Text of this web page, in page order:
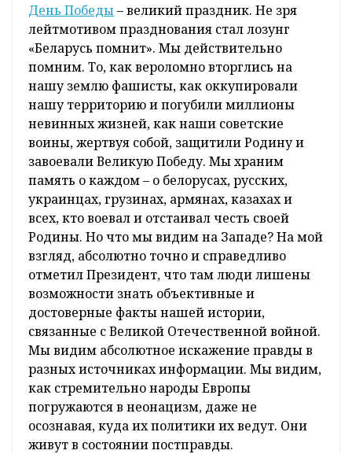
День Победы– великий праздник. Не зря
лейтмотивом празднования стал лозунг
«Беларусь помнит». Мы действительно
помним. То, как вероломно вторглись на
нашу землю фашисты, как оккупировали
нашу территорию и погубили миллионы
невинных жизней, как наши советские
воины, жертвуя собой, защитили Родину и
завоевали Великую Победу. Мы храним
память о каждом – о белорусах, русских,
украинцах, грузинах, армянах, казахах и
всех, кто воевал и отстаивал честь своей
Родины. Но что мы видим на Западе? На мой
взгляд, абсолютно точно и справедливо
отметил Президент, что там люди лишены
возможности знать объективные и
достоверные факты нашей истории,
связанные с Великой Отечественной войной.
Мы видим абсолютное искажение правды в
разных источниках информации. Мы видим,
как стремительно народы Европы
погружаются в неонацизм, даже не
осознавая, куда их политики их ведут. Они
живут в состоянии постправды.